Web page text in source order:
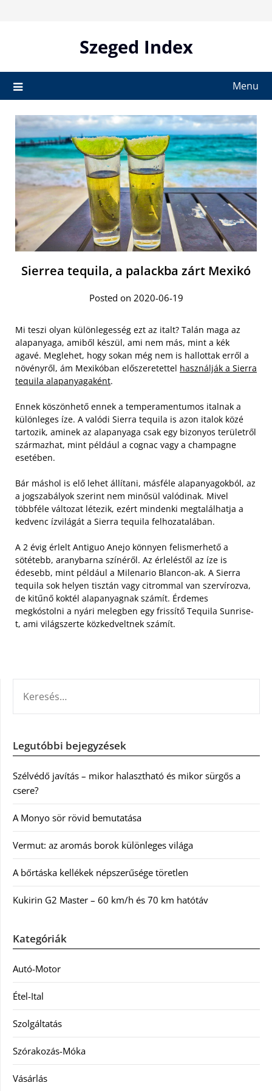
Szeged Index
Menu
Sierrea tequila, a palackba zárt Mexikó
Posted on 2020-06-19
Mi teszi olyan különlegesség ezt az italt? Talán maga az
alapanyaga, amiből készül, ami nem más, mint a kék
agavé. Meglehet, hogy sokan még nem is hallottak erről a
növényről, ám Mexikóban előszeretettel használják a Sierra
tequila alapanyagaként.
Ennek köszönhető ennek a temperamentumos italnak a
különleges íze. A valódi Sierra tequila is azon italok közé
tartozik, aminek az alapanyaga csak egy bizonyos területről
származhat, mint például a cognac vagy a champagne
esetében.
Bár máshol is elő lehet állítani, másféle alapanyagokból, az
a jogszabályok szerint nem minősül valódinak. Mivel
többféle változat létezik, ezért mindenki megtalálhatja a
kedvenc ízvilágát a Sierra tequila felhozatalában.
A 2 évig érlelt Antiguo Anejo könnyen felismerhető a
sötétebb, aranybarna színéről. Az érleléstől az íze is
édesebb, mint például a Milenario Blancon-ak. A Sierra
tequila sok helyen tisztán vagy citrommal van szervírozva,
de kitűnő koktél alapanyagnak számít. Érdemes
megkóstolni a nyári melegben egy frissítő Tequila Sunrise-
t, ami világszerte közkedveltnek számít.
Legutóbbi bejegyzések
Szélvédő javítás – mikor halasztható és mikor sürgős a
csere?
A Monyo sör rövid bemutatása
Vermut: az aromás borok különleges világa
A bőrtáska kellékek népszerűsége töretlen
Kukirin G2 Master – 60 km/h és 70 km hatótáv
Kategóriák
Autó-Motor
Étel-Ital
Szolgáltatás
Szórakozás-Móka
Vásárlás